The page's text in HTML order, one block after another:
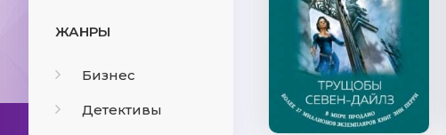
ЖАНРЫ
Бизнес
Детективы